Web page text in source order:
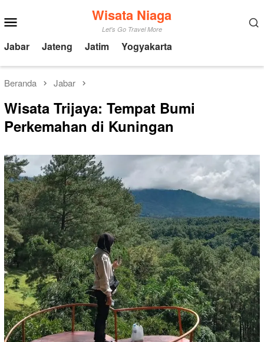
ke
Mobile
Wisata Niaga
Let's Go Travel More
Jabar Jateng Jatim Yogyakarta
Beranda Jabar
Wisata Trijaya: Tempat Bumi
Perkemahan di Kuningan